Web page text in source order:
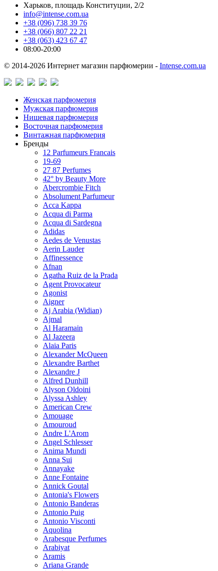
Харьков, площадь Конституции, 2/2
info@intense.com.ua
+38 (096) 738 39 76
+38 (066) 807 22 21
+38 (063) 423 67 47
08:00-20:00
© 2014-2026 Интернет магазин парфюмерии - Intense.com.ua
Женская парфюмерия
Мужская парфюмерия
Нишевая парфюмерия
Восточная парфюмерия
Винтажная парфюмерия
Бренды
12 Parfumeurs Francais
19-69
27 87 Perfumes
42° by Beauty More
Abercrombie Fitch
Absolument Parfumeur
Acca Kappa
Acqua di Parma
Acqua di Sardegna
Adidas
Aedes de Venustas
Aerin Lauder
Affinessence
Afnan
Agatha Ruiz de la Prada
Agent Provocateur
Agonist
Aigner
Aj Arabia (Widian)
Ajmal
Al Haramain
Al Jazeera
Alaia Paris
Alexander McQueen
Alexandre Barthet
Alexandre J
Alfred Dunhill
Alyson Oldoini
Alyssa Ashley
American Crew
Amouage
Amouroud
Andre L'Arom
Angel Schlesser
Anima Mundi
Anna Sui
Annayake
Anne Fontaine
Annick Goutal
Antonia's Flowers
Antonio Banderas
Antonio Puig
Antonio Visconti
Aquolina
Arabesque Perfumes
Arabiyat
Aramis
Ariana Grande